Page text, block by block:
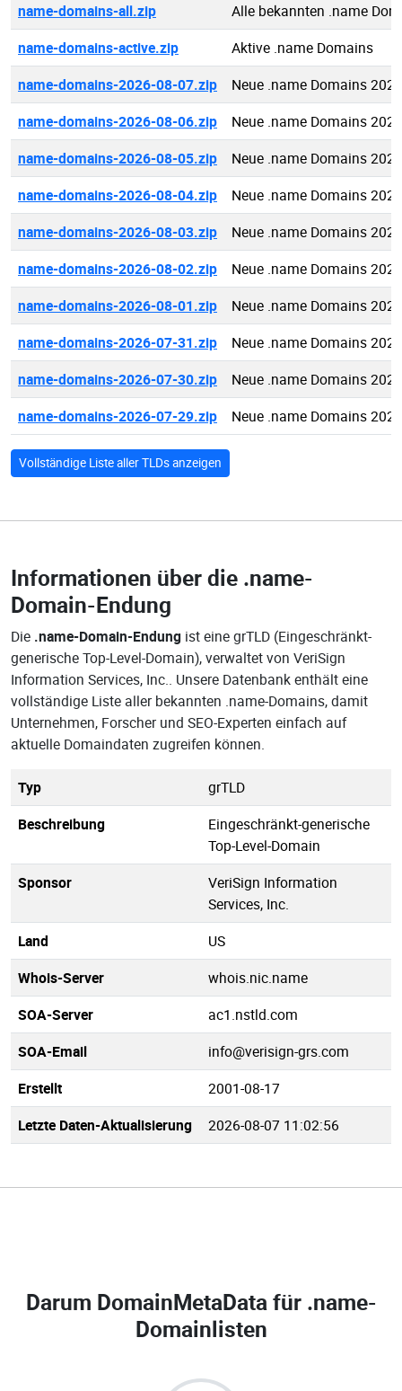
name-domains-all.zip
Alle bekannten .name
name-domains-active.zip
Aktive .name Domains
name-domains-2026-08-07.zip
Neue .name Domains
name-domains-2026-08-06.zip
Neue .name Domains
name-domains-2026-08-05.zip
Neue .name Domains
name-domains-2026-08-04.zip
Neue .name Domains
name-domains-2026-08-03.zip
Neue .name Domains
name-domains-2026-08-02.zip
Neue .name Domains
name-domains-2026-08-01.zip
Neue .name Domains
name-domains-2026-07-31.zip
Neue .name Domains
name-domains-2026-07-30.zip
Neue .name Domains
name-domains-2026-07-29.zip
Neue .name Domains
Vollständige Liste aller TLDs anzeigen
Informationen über die .name-
Domain-Endung
Die .name-Domain-Endung ist eine grTLD (Eingeschränkt-
generische Top-Level-Domain), verwaltet von VeriSign
Information Services, Inc.. Unsere Datenbank enthält eine
vollständige Liste aller bekannten .name-Domains, damit
Unternehmen, Forscher und SEO-Experten einfach auf
aktuelle Domaindaten zugreifen können.
Typ
grTLD
Beschreibung
Eingeschränkt-generische
Top-Level-Domain
Sponsor
VeriSign Information
Services, Inc.
Land
US
Whois-Server
whois.nic.name
SOA-Server
ac1.nstld.com
SOA-Email
info@verisign-grs.com
Erstellt
2001-08-17
Letzte Daten-Aktualisierung
2026-08-07 11:02:56
Darum DomainMetaData für .name-
Domainlisten